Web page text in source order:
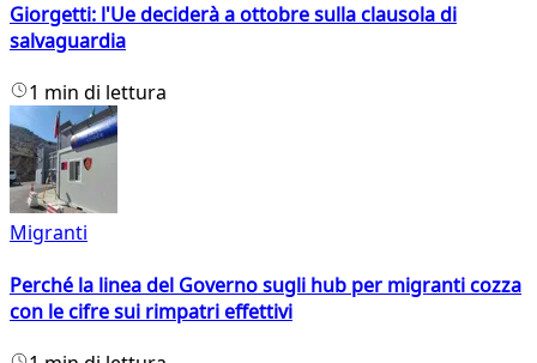
Giorgetti: l'Ue deciderà a ottobre sulla clausola di
salvaguardia
1 min di lettura
Migranti
Perché la linea del Governo sugli hub per migranti cozza
con le cifre sui rimpatri effettivi